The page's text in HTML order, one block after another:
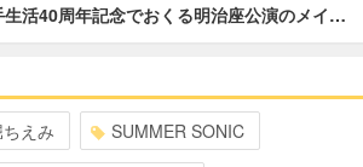
活40周年記念でおくる明治座公演のメイ…
えみ SUMMER SONIC